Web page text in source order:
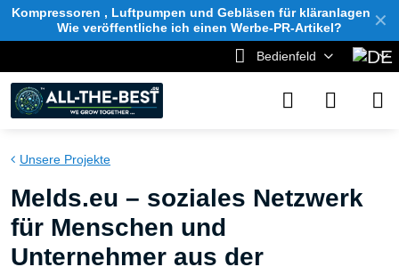
✕
Kompressoren , Luftpumpen und Gebläsen für kläranlagen
Wie veröffentliche ich einen Werbe-PR-Artikel?
Bedienfeld
Unsere Projekte
Melds.eu – soziales Netzwerk
für Menschen und
Unternehmer aus der